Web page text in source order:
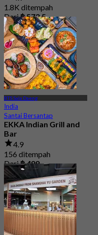
1.8K ditempah
Dari฿ 572.5
BTS Sala Daeng
India
Santai Bersantap
EKKA Indian Grill and
Bar
4.9
156 ditempah
Dari฿ 499